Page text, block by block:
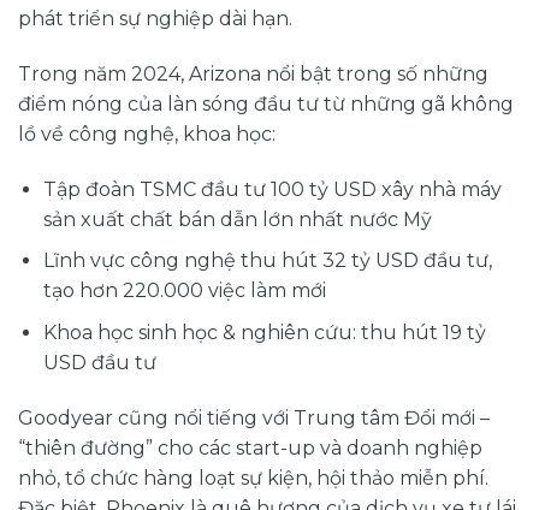
phát triển sự nghiệp dài hạn.
Trong năm 2024, Arizona nổi bật trong số những
điểm nóng của làn sóng đầu tư từ những gã không
lồ về công nghệ, khoa học:
Tập đoàn TSMC đầu tư 100 tỷ USD xây nhà máy
sản xuất chất bán dẫn lớn nhất nước Mỹ
Lĩnh vực công nghệ thu hút 32 tỷ USD đầu tư,
tạo hơn 220.000 việc làm mới
Khoa học sinh học & nghiên cứu: thu hút 19 tỷ
USD đầu tư
Goodyear cũng nổi tiếng với Trung tâm Đổi mới –
“thiên đường” cho các start-up và doanh nghiệp
nhỏ, tổ chức hàng loạt sự kiện, hội thảo miễn phí.